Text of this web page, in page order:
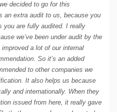
decided to go for this
an extra audit to us, because you
you are fully audited. I really
we’ve been under audit by the
a lot of our internal
So it’s an added
to other companies we
It also helps us because
and internationally. When they
issued from here, it really gave